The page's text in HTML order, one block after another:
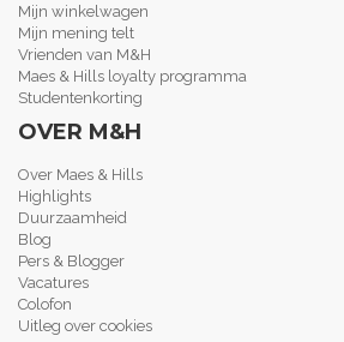
Mijn winkelwagen
Mijn mening telt
Vrienden van M&H
Maes & Hills loyalty programma
Studentenkorting
OVER M&H
Over Maes & Hills
Highlights
Duurzaamheid
Blog
Pers & Blogger
Vacatures
Colofon
Uitleg over cookies